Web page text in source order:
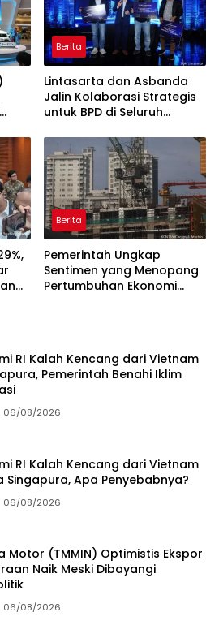
Berita
Lintasarta dan Asbanda
Jalin Kolaborasi Strategis
untuk BPD di Seluruh
Berita
Pemerintah Ungkap
Sentimen yang Menopang
Pertumbuhan Ekonomi
RI Kalah Kencang dari Vietnam
Pemerintah Benahi Iklim
06/08/2026
RI Kalah Kencang dari Vietnam
Singapura, Apa Penyebabnya?
06/08/2026
Motor (TMMIN) Optimistis Ekspor
Naik Meski Dibayangi
06/08/2026